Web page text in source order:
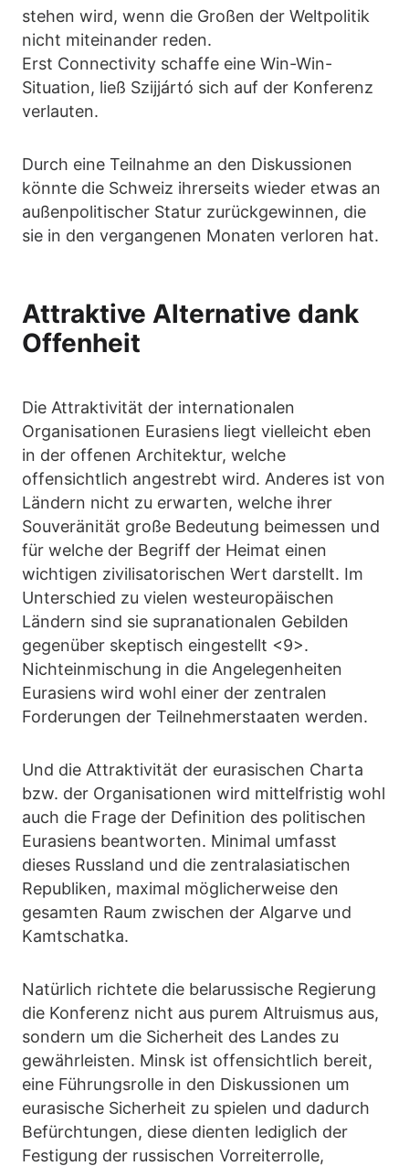
stehen wird, wenn die Großen der Weltpolitik
nicht miteinander reden.
Erst Connectivity schaffe eine Win-Win-
Situation, ließ Szijjártó sich auf der Konferenz
verlauten.
Durch eine Teilnahme an den Diskussionen
könnte die Schweiz ihrerseits wieder etwas an
außenpolitischer Statur zurückgewinnen, die
sie in den vergangenen Monaten verloren hat.
Attraktive Alternative dank
Offenheit
Die Attraktivität der internationalen
Organisationen Eurasiens liegt vielleicht eben
in der offenen Architektur, welche
offensichtlich angestrebt wird. Anderes ist von
Ländern nicht zu erwarten, welche ihrer
Souveränität große Bedeutung beimessen und
für welche der Begriff der Heimat einen
wichtigen zivilisatorischen Wert darstellt. Im
Unterschied zu vielen westeuropäischen
Ländern sind sie supranationalen Gebilden
gegenüber skeptisch eingestellt <9>.
Nichteinmischung in die Angelegenheiten
Eurasiens wird wohl einer der zentralen
Forderungen der Teilnehmerstaaten werden.
Und die Attraktivität der eurasischen Charta
bzw. der Organisationen wird mittelfristig wohl
auch die Frage der Definition des politischen
Eurasiens beantworten. Minimal umfasst
dieses Russland und die zentralasiatischen
Republiken, maximal möglicherweise den
gesamten Raum zwischen der Algarve und
Kamtschatka.
Natürlich richtete die belarussische Regierung
die Konferenz nicht aus purem Altruismus aus,
sondern um die Sicherheit des Landes zu
gewährleisten. Minsk ist offensichtlich bereit,
eine Führungsrolle in den Diskussionen um
eurasische Sicherheit zu spielen und dadurch
Befürchtungen, diese dienten lediglich der
Festigung der russischen Vorreiterrolle,